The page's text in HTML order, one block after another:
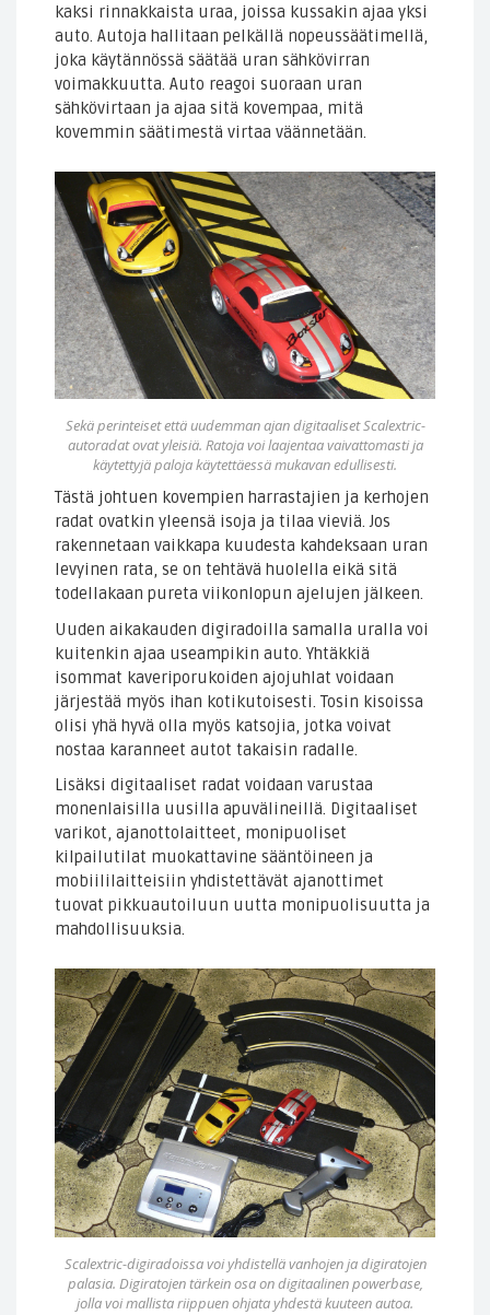
kaksi rinnakkaista uraa, joissa kussakin ajaa yksi
auto. Autoja hallitaan pelkällä nopeussäätimellä,
joka käytännössä säätää uran sähkövirran
voimakkuutta. Auto reagoi suoraan uran
sähkövirtaan ja ajaa sitä kovempaa, mitä
kovemmin säätimestä virtaa väännetään.
Sekä perinteiset että uudemman ajan digitaaliset Scalextric-
autoradat ovat yleisiä. Ratoja voi laajentaa vaivattomasti ja
käytettyjä paloja käytettäessä mukavan edullisesti.
Tästä johtuen kovempien harrastajien ja kerhojen
radat ovatkin yleensä isoja ja tilaa vieviä. Jos
rakennetaan vaikkapa kuudesta kahdeksaan uran
levyinen rata, se on tehtävä huolella eikä sitä
todellakaan pureta viikonlopun ajelujen jälkeen.
Uuden aikakauden digiradoilla samalla uralla voi
kuitenkin ajaa useampikin auto. Yhtäkkiä
isommat kaveriporukoiden ajojuhlat voidaan
järjestää myös ihan kotikutoisesti. Tosin kisoissa
olisi yhä hyvä olla myös katsojia, jotka voivat
nostaa karanneet autot takaisin radalle.
Lisäksi digitaaliset radat voidaan varustaa
monenlaisilla uusilla apuvälineillä. Digitaaliset
varikot, ajanottolaitteet, monipuoliset
kilpailutilat muokattavine sääntöineen ja
mobiililaitteisiin yhdistettävät ajanottimet
tuovat pikkuautoiluun uutta monipuolisuutta ja
mahdollisuuksia.
Scalextric-digiradoissa voi yhdistellä vanhojen ja digiratojen
palasia. Digiratojen tärkein osa on digitaalinen powerbase,
jolla voi mallista riippuen ohjata yhdestä kuuteen autoa.